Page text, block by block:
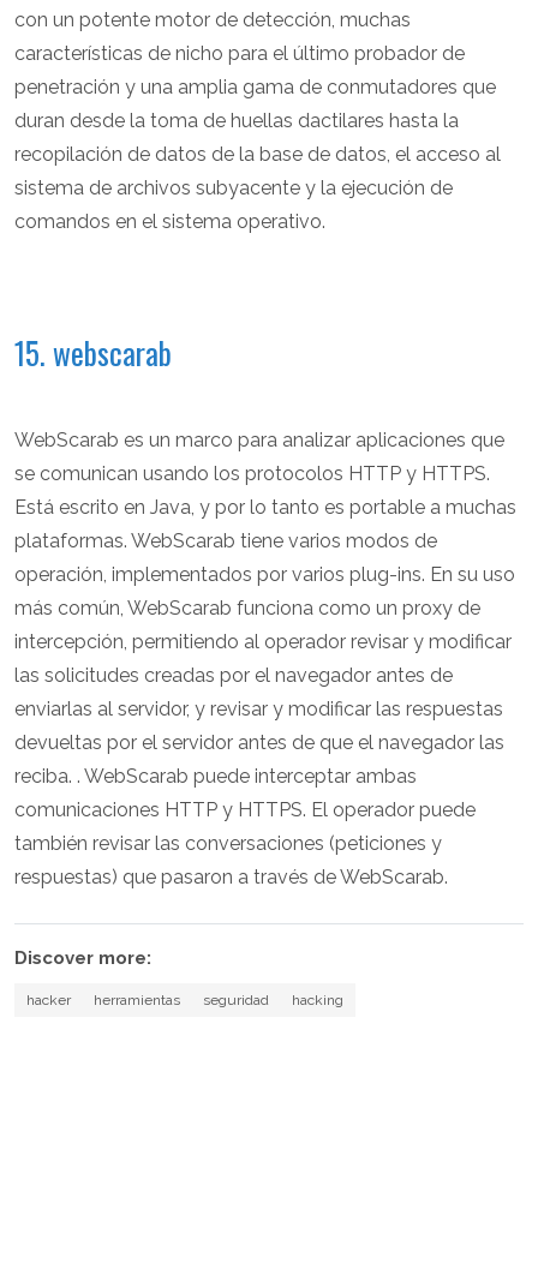
con un potente motor de detección, muchas
características de nicho para el último probador de
penetración y una amplia gama de conmutadores que
duran desde la toma de huellas dactilares hasta la
recopilación de datos de la base de datos, el acceso al
sistema de archivos subyacente y la ejecución de
comandos en el sistema operativo.
15. webscarab
WebScarab es un marco para analizar aplicaciones que
se comunican usando los protocolos HTTP y HTTPS.
Está escrito en Java, y por lo tanto es portable a muchas
plataformas. WebScarab tiene varios modos de
operación, implementados por varios plug-ins. En su uso
más común, WebScarab funciona como un proxy de
intercepción, permitiendo al operador revisar y modificar
las solicitudes creadas por el navegador antes de
enviarlas al servidor, y revisar y modificar las respuestas
devueltas por el servidor antes de que el navegador las
reciba. . WebScarab puede interceptar ambas
comunicaciones HTTP y HTTPS. El operador puede
también revisar las conversaciones (peticiones y
respuestas) que pasaron a través de WebScarab.
Discover more:
hacker herramientas seguridad hacking